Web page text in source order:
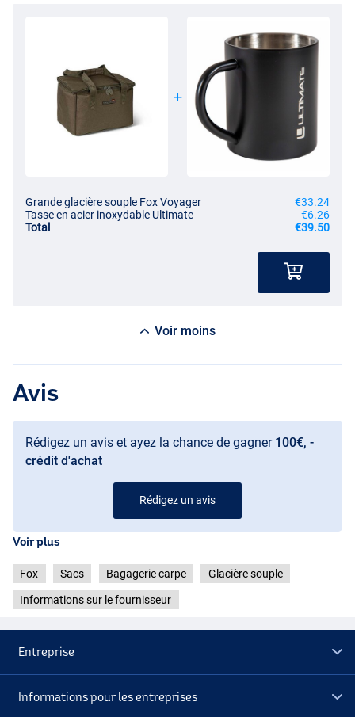
Grande glacière souple Fox Voyager
€33.24
Tasse en acier inoxydable Ultimate
€6.26
Total
€39.50
Voir moins
Avis
Rédigez un avis et ayez la chance de gagner 100€, -
crédit d'achat
Rédigez un avis
Voir plus
Fox Sacs Bagagerie carpe Glacière souple
Informations sur le fournisseur
Entreprise
Informations pour les entreprises